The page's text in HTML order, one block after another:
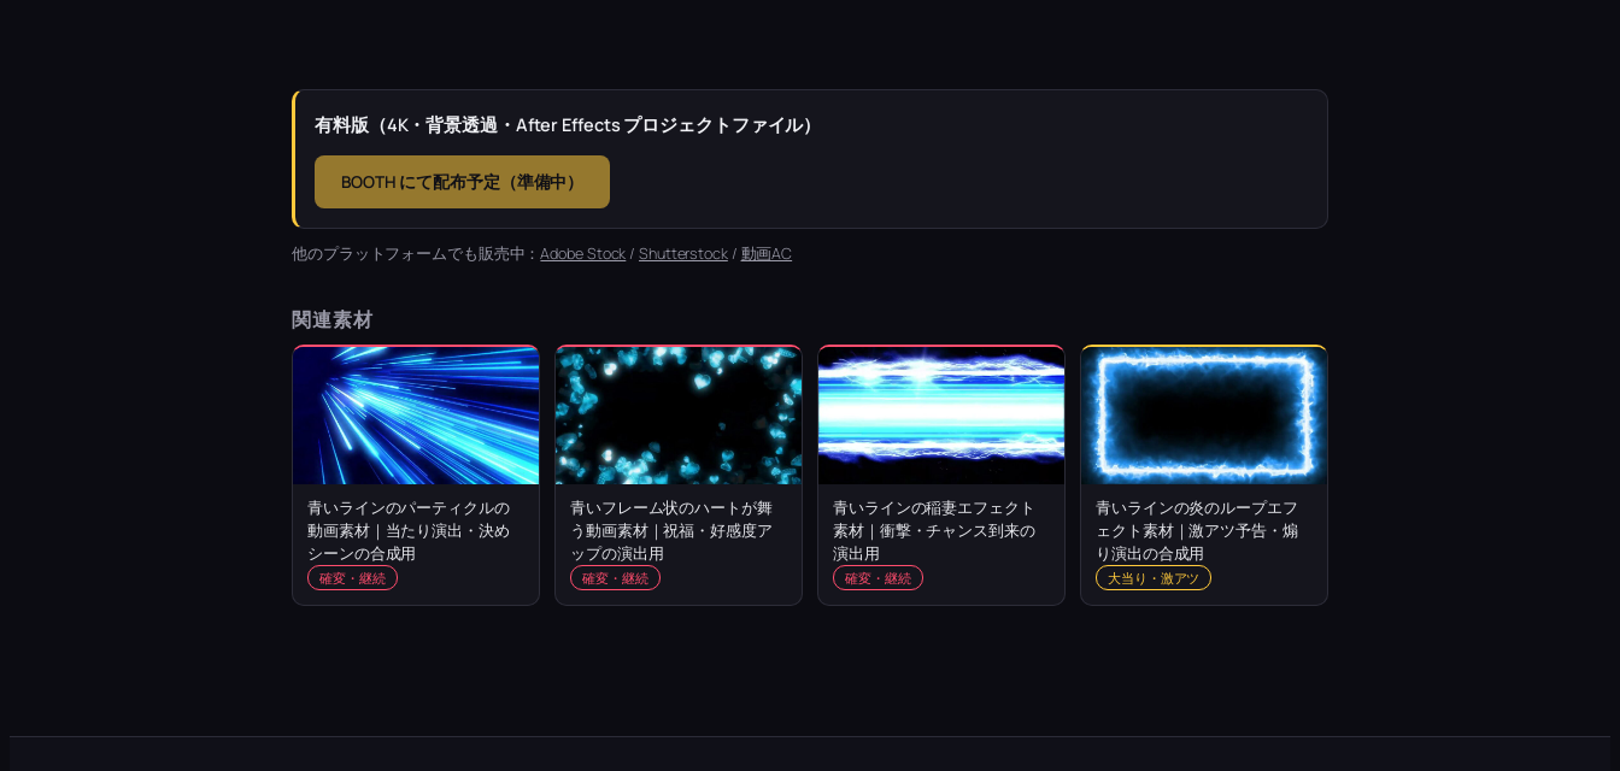
有料版（4K・背景透過・After Effects プロジェクトファイル）
BOOTH にて配布予定（準備中）
他のプラットフォームでも販売中：Adobe Stock /Shutterstock/ 動画AC
関連素材
青いラインのパーティクルの
動画素材｜当たり演出・決め
シーンの合成用
確変・継続
青いフレーム状のハートが舞
う動画素材｜祝福・好感度ア
ップの演出用
確変・継続
青いラインの稲妻エフェクト
素材｜衝撃・チャンス到来の
演出用
確変・継続
青いラインの炎のループエフ
ェクト素材｜激アツ予告・煽
り演出の合成用
大当り・激アツ